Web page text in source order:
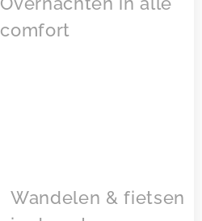
comfort
Wandelen & fietsen